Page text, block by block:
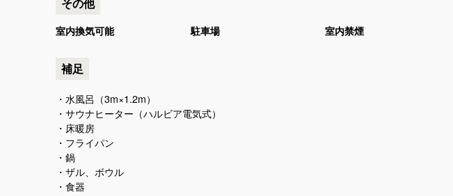
室内換気可能 駐車場 室内禁煙
補足
・水風呂（3m×1.2m）
・サウナヒーター（ハルビア電気式）
・床暖房
・フライパン
・鍋
・ザル、ボウル
・食器